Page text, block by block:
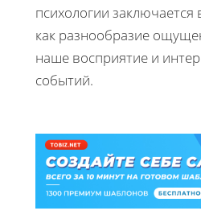
психологии заключается
как разнообразие
наше восприятие и
событий.